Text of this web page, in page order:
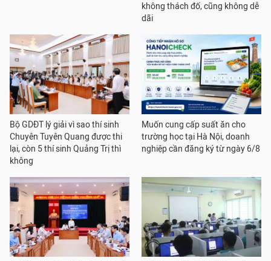
không thách đố, cũng không dễ
dãi
Bộ GDĐT lý giải vì sao thí sinh
Chuyên Tuyên Quang được thi
lại, còn 5 thí sinh Quảng Trị thì
không
Muốn cung cấp suất ăn cho
trường học tại Hà Nội, doanh
nghiệp cần đăng ký từ ngày 6/8